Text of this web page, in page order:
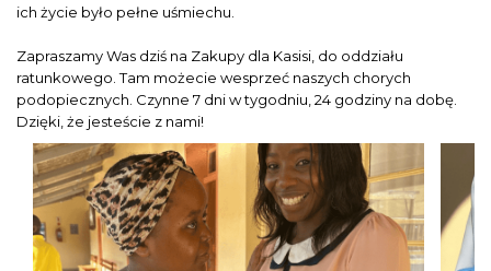
ich życie było pełne uśmiechu.
Zapraszamy Was dziś na Zakupy dla Kasisi, do oddziału
ratunkowego. Tam możecie wesprzeć naszych chorych
podopiecznych. Czynne 7 dni w tygodniu, 24 godziny na dobę.
Dzięki, że jesteście z nami!